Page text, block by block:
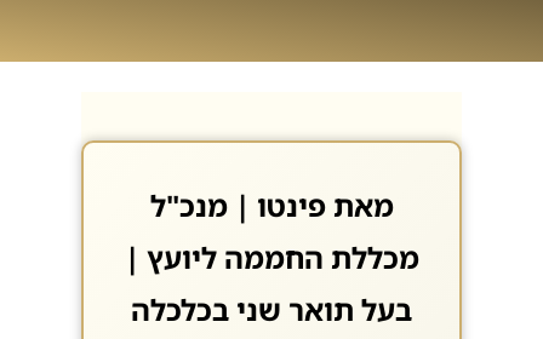
מאת פינטו | מנכ"ל
מכללת החממה ליועץ |
בעל תואר שני בכלכלה